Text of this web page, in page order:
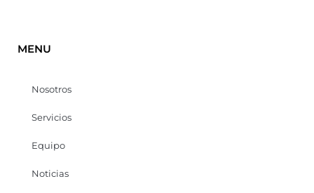
MENU
Nosotros
Servicios
Equipo
Noticias